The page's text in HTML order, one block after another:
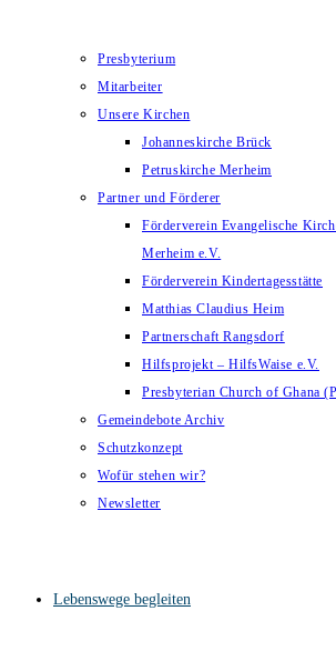
Presbyterium
Mitarbeiter
Unsere Kirchen
Johanneskirche Brück
Petruskirche Merheim
Partner und Förderer
Förderverein Evangelische
Merheim e.V.
Förderverein Kindertagesstätte
Matthias Claudius Heim
Partnerschaft Rangsdorf
Hilfsprojekt – HilfsWaise e.V.
Presbyterian Church of Ghana
Gemeindebote Archiv
Schutzkonzept
Wofür stehen wir?
Newsletter
Lebenswege begleiten